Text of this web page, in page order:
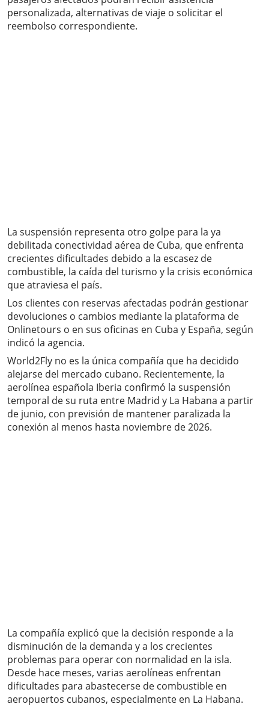
personalizada, alternativas de viaje o solicitar el
reembolso correspondiente.
La suspensión representa otro golpe para la ya
debilitada conectividad aérea de Cuba, que enfrenta
crecientes dificultades debido a la escasez de
combustible, la caída del turismo y la crisis económica
que atraviesa el país.
Los clientes con reservas afectadas podrán gestionar
devoluciones o cambios mediante la plataforma de
Onlinetours o en sus oficinas en Cuba y España, según
indicó la agencia.
World2Fly no es la única compañía que ha decidido
alejarse del mercado cubano. Recientemente, la
aerolínea española Iberia confirmó la suspensión
temporal de su ruta entre Madrid y La Habana a partir
de junio, con previsión de mantener paralizada la
conexión al menos hasta noviembre de 2026.
La compañía explicó que la decisión responde a la
disminución de la demanda y a los crecientes
problemas para operar con normalidad en la isla.
Desde hace meses, varias aerolíneas enfrentan
dificultades para abastecerse de combustible en
aeropuertos cubanos, especialmente en La Habana.